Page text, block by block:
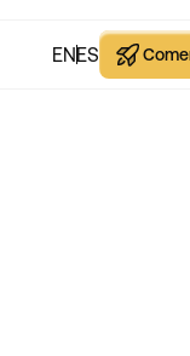
ENES